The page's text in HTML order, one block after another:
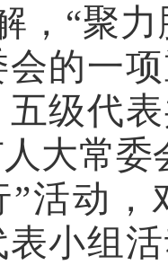
， “聚
会的一
级代
大常委
”活动，
小组